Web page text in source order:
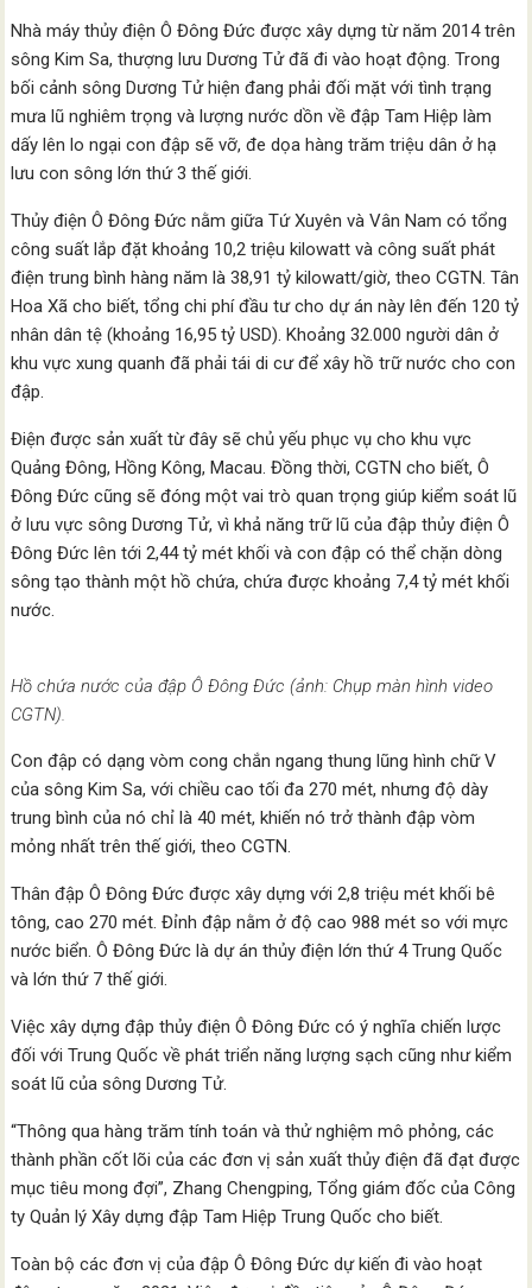
Nhà máy thủy điện Ô Đông Đức được xây dựng từ năm 2014 trên
sông Kim Sa, thượng lưu Dương Tử đã đi vào hoạt động. Trong
bối cảnh sông Dương Tử hiện đang phải đối mặt với tình trạng
mưa lũ nghiêm trọng và lượng nước dồn về đập Tam Hiệp làm
dấy lên lo ngại con đập sẽ vỡ, đe dọa hàng trăm triệu dân ở hạ
lưu con sông lớn thứ 3 thế giới.
Thủy điện Ô Đông Đức nằm giữa Tứ Xuyên và Vân Nam có tổng
công suất lắp đặt khoảng 10,2 triệu kilowatt và công suất phát
điện trung bình hàng năm là 38,91 tỷ kilowatt/giờ, theo CGTN. Tân
Hoa Xã cho biết, tổng chi phí đầu tư cho dự án này lên đến 120 tỷ
nhân dân tệ (khoảng 16,95 tỷ USD). Khoảng 32.000 người dân ở
khu vực xung quanh đã phải tái di cư để xây hồ trữ nước cho con
đập.
Điện được sản xuất từ đây sẽ chủ yếu phục vụ cho khu vực
Quảng Đông, Hồng Kông, Macau. Đồng thời, CGTN cho biết, Ô
Đông Đức cũng sẽ đóng một vai trò quan trọng giúp kiểm soát lũ
ở lưu vực sông Dương Tử, vì khả năng trữ lũ của đập thủy điện Ô
Đông Đức lên tới 2,44 tỷ mét khối và con đập có thể chặn dòng
sông tạo thành một hồ chứa, chứa được khoảng 7,4 tỷ mét khối
nước.
Hồ chứa nước của đập Ô Đông Đức (ảnh: Chụp màn hình video
CGTN).
Con đập có dạng vòm cong chắn ngang thung lũng hình chữ V
của sông Kim Sa, với chiều cao tối đa 270 mét, nhưng độ dày
trung bình của nó chỉ là 40 mét, khiến nó trở thành đập vòm
mỏng nhất trên thế giới, theo CGTN.
Thân đập Ô Đông Đức được xây dựng với 2,8 triệu mét khối bê
tông, cao 270 mét. Đỉnh đập nằm ở độ cao 988 mét so với mực
nước biển. Ô Đông Đức là dự án thủy điện lớn thứ 4 Trung Quốc
và lớn thứ 7 thế giới.
Việc xây dựng đập thủy điện Ô Đông Đức có ý nghĩa chiến lược
đối với Trung Quốc về phát triển năng lượng sạch cũng như kiểm
soát lũ của sông Dương Tử.
“Thông qua hàng trăm tính toán và thử nghiệm mô phỏng, các
thành phần cốt lõi của các đơn vị sản xuất thủy điện đã đạt được
mục tiêu mong đợi”, Zhang Chengping, Tổng giám đốc của Công
ty Quản lý Xây dựng đập Tam Hiệp Trung Quốc cho biết.
Toàn bộ các đơn vị của đập Ô Đông Đức dự kiến đi vào hoạt